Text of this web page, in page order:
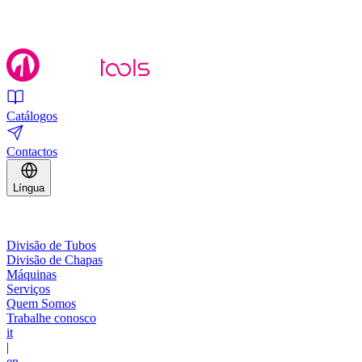
Catálogos
Contactos
Língua
Divisão de Tubos
Divisão de Chapas
Máquinas
Serviços
Quem Somos
Trabalhe conosco
it
|